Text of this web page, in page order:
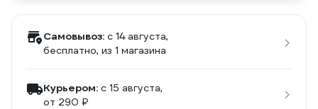
Самовывоз: c 14 августа,
бесплатно, из 1 магазина
Курьером: c 15 августа,
от 290 ₽